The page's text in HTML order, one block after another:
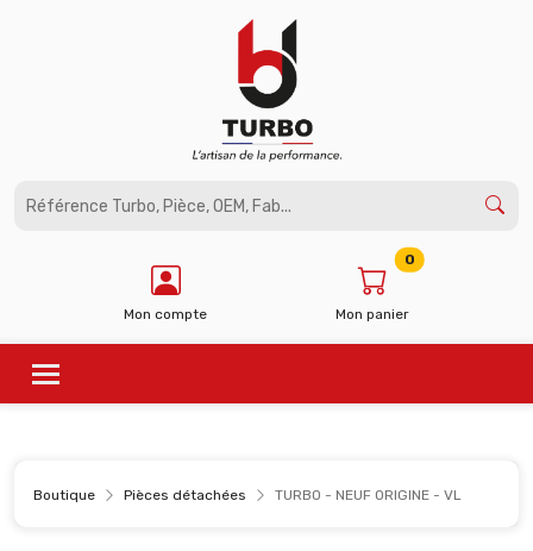
Mon compte Mon panier
0
Boutique Pièces détachées TURBO - NEUF ORIGINE - VL
Panneau de gestion des cookies